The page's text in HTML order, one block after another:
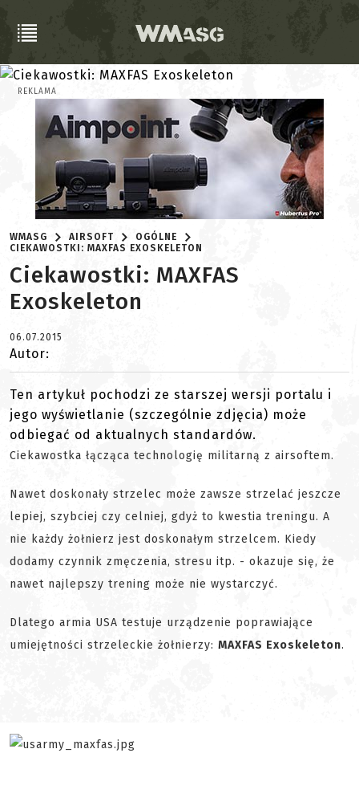
REKLAMA
WMASG AIRSOFT
OGÓLNE
CIEKAWOSTKI: MAXFAS EXOSKELETON
Ciekawostki: MAXFAS
Exoskeleton
06.07.2015
Autor:
Ten artykuł pochodzi ze starszej wersji portalu i
jego wyświetlanie (szczególnie zdjęcia) może
odbiegać od aktualnych standardów.
Ciekawostka łącząca technologię militarną z airsoftem.
Nawet doskonały strzelec może zawsze strzelać jeszcze
lepiej, szybciej czy celniej, gdyż to kwestia treningu. A
nie każdy żołnierz jest doskonałym strzelcem. Kiedy
dodamy czynnik zmęczenia, stresu itp. - okazuje się, że
nawet najlepszy trening może nie wystarczyć.
Dlatego armia USA testuje urządzenie poprawiające
umiejętności strzeleckie żołnierzy: MAXFAS Exoskeleton.